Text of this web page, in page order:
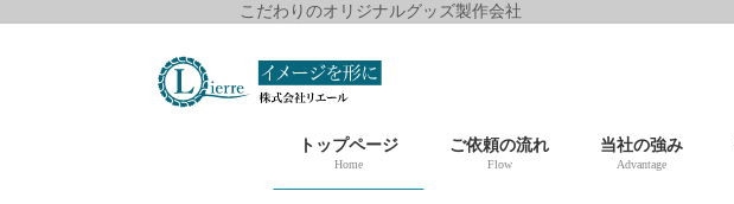
こだわりのオリジナルグッズ製作会社
トップページ
Home
ご依頼の流れ
Flow
当社の強み
Advantage